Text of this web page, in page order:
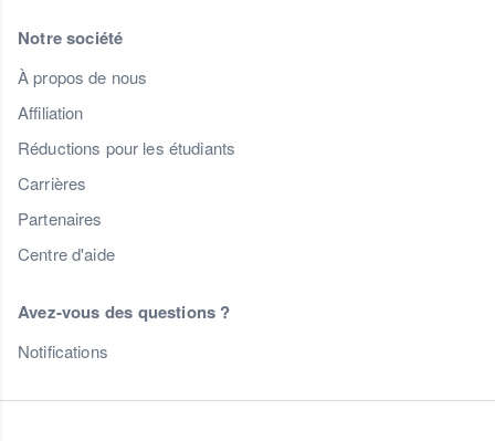
Notre société
À propos de nous
Affiliation
Réductions pour les étudiants
Carrières
Partenaires
Centre d'aide
Avez-vous des questions ?
Notifications